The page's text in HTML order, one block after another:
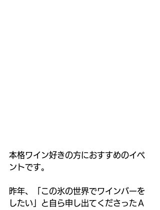
本格ワイン好きの方におすすめのイベ
ントです。
昨年、「この氷の世界でワインバーを
したい」と自ら申し出てくださったＡ